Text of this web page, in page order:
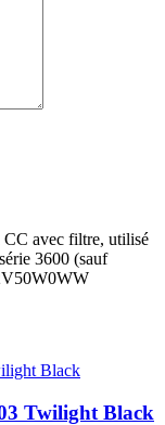
CC avec filtre, utilisé
3600 (sauf
Twilight Black